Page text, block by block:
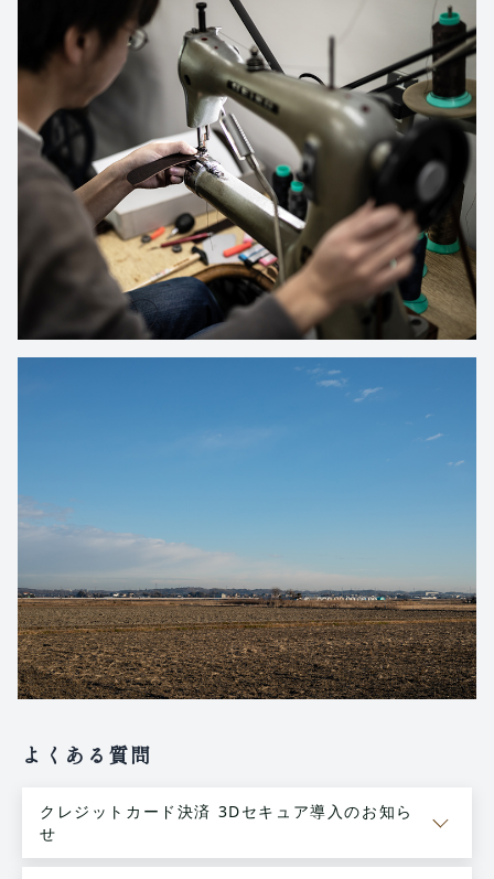
よくある質問
クレジットカード決済 3Dセキュア導入のお知ら
せ